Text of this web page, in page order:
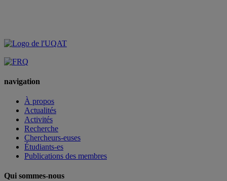
navigation
À propos
Actualités
Activités
Recherche
Chercheurs-euses
Étudiants-es
Publications des membres
Qui sommes-nous